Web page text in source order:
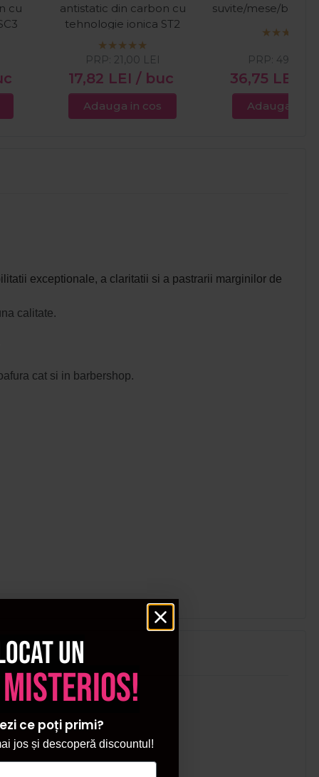
cu
antistatic din carbon cu
tehnologie ionica ST2
17,82 LEI / buc
PRP: 21,00 LEI
Adauga in cos
suvite/mese/
36,75 LEI
PRP: 49,00
Adauga in
exceptionale, a claritatii si a pastrarii marginilor de
calitate.
cat si in barbershop.
un
ce poți primi?
jos și descoperă discountul!